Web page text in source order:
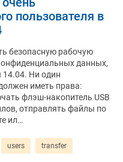
пользователя в
безопасную рабочую
данных,
14.04. Ни один
иметь права:
флэш-накопитель USB
отправлять файлы по
ил…
users transfer